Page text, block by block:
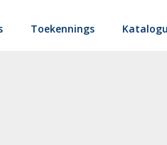
Toekennings